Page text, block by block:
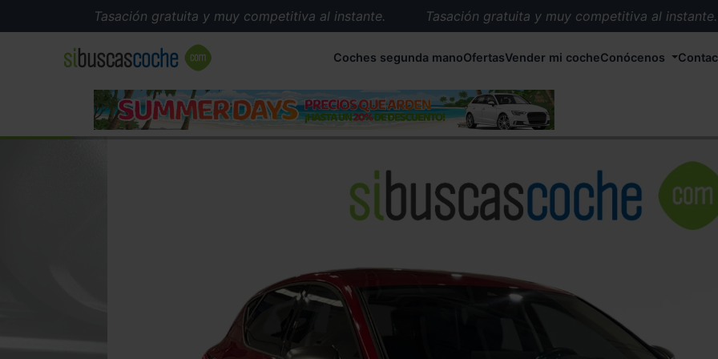
Tasación gratuita y muy competitiva al instante.
Tasación gratuita y muy competitiva al instante.
Más de 5.000 conductores satisfechos.
Buscamos el coche que tu quieras.
Recogemos tu coche en cualquier parte de España.
Compramos tu coche. Pago inmediato.
Coches segunda manoOfertasVender mi cocheConócenos